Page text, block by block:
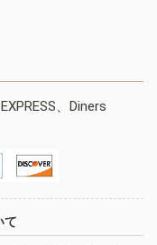
、Diners
て